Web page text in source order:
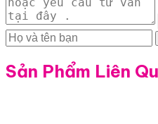
Sản Phẩm Liên